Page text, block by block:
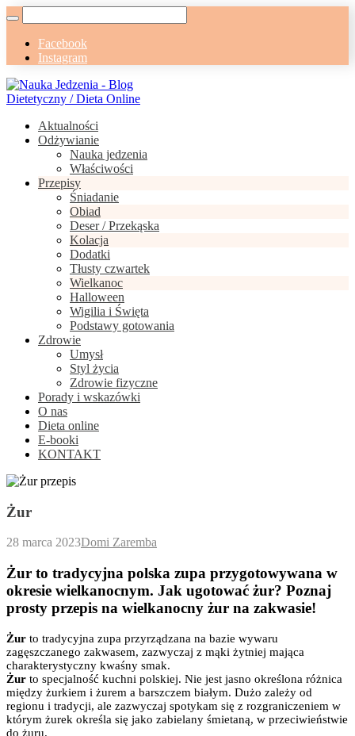
Facebook
Instagram
Aktualności
Odżywianie
Nauka jedzenia
Właściwości
Przepisy
Śniadanie
Obiad
Deser / Przekąska
Kolacja
Dodatki
Tłusty czwartek
Wielkanoc
Halloween
Wigilia i Święta
Podstawy gotowania
Zdrowie
Umysł
Styl życia
Zdrowie fizyczne
Porady i wskazówki
O nas
Dieta online
E-booki
KONTAKT
Żur
28 marca 2023Domi Zaremba
Żur to tradycyjna polska zupa przygotowywana w
okresie wielkanocnym. Jak ugotować żur? Poznaj
prosty przepis na wielkanocny żur na zakwasie!
Żur to tradycyjna zupa przyrządzana na bazie wywaru
zagęszczanego zakwasem, zazwyczaj z mąki żytniej mająca
charakterystyczny kwaśny smak.
Żur to specjalność kuchni polskiej. Nie jest jasno określona różnica
między żurkiem i żurem a barszczem białym. Dużo zależy od
regionu i tradycji, ale zazwyczaj spotykam się z rozgraniczeniem w
którym żurek określa się jako zabielany śmietaną, w przeciwieństwie
do żuru.